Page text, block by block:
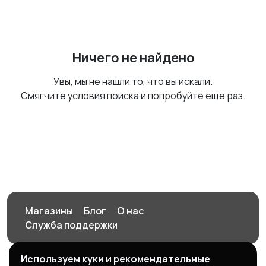
Ничего не найдено
Увы, мы не нашли то, что вы искали.
Смягчите условия поиска и попробуйте еще раз.
Магазины Блог
О нас
Служба поддержки
Используем куки и рекомендательные